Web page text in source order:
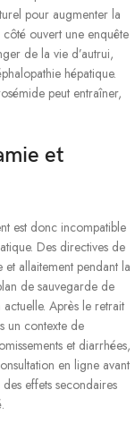
pour augmenter la
ouvert une enquête
de la vie d’autrui,
hépatique.
peut entraîner,
et
est donc incompatible
Des directives de
et allaitement pendant la
de sauvegarde de
actuelle. Après le retrait
un contexte de
et diarrhées,
en ligne avant
effets secondaires